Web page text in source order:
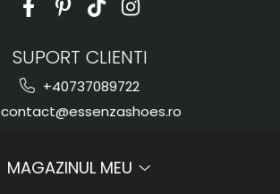
SUPORT CLIENTI
+40737089722
contact@essenzashoes.ro
MAGAZINUL MEU